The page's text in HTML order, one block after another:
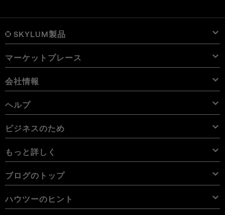
SKYLUM製品
Luminar Neo
価格
プロ ツール
使用例
代替ソフト
無料体験板
Luminar Neo User Guide
概要
iPad用 Luminar
iPhone用 Luminar
Vision Pro用 Luminar Neo
Luminar Mobile User Guide
Aperty
概要
価格
Aperty User Guide
オンライン ツール
オンライン編集ソフト
カラー パレット
マーケットプレース
プリセット
Lightroom プリセット
Luminar Neo パック
LUT
Luminar Neo LUT
Aperty LUT
オーバーレイを使用して新しいものを簡単に追加
テクスチャー
スカイオブジェクト
その他のソフトウェア
X メンバーシップ
空
電子書籍
コース
会社情報
会社概要
キャリア
アンバサダー
アフィリエイトプログラム
利用規約
プライバシーポリシー
ヘルプ
サポートへのお問い合わせ
FAQs
User Guide
Cookieの選択を変更する
ビジネスのため
ビジネスのため
ボリューム ライセンス
リセラー プログラム
もっと詳しく
ブログ
ハウツー
ニュースルーム
ブログのトップ
Manual Mode in Photography
ハウツーのヒント